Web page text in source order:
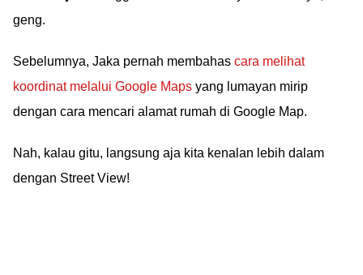
geng.
Sebelumnya, Jaka pernah membahas cara melihat
koordinat melalui Google Maps yang lumayan mirip
dengan cara mencari alamat rumah di Google Map.
Nah, kalau gitu, langsung aja kita kenalan lebih dalam
dengan Street View!